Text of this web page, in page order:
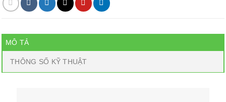
MÔ TẢ
THÔNG SỐ KỸ THUẬT